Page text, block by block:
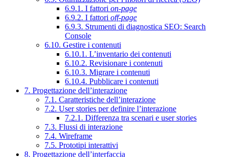
6.9.1. I fattori on-page
6.9.2. I fattori off-page
6.9.3. Strumenti di diagnostica SEO: Search
Console
6.10. Gestire i contenuti
6.10.1. L’inventario dei contenuti
6.10.2. Revisionare i contenuti
6.10.3. Migrare i contenuti
6.10.4. Pubblicare i contenuti
7. Progettazione dell’interazione
7.1. Caratteristiche dell’interazione
7.2. User stories per definire l’interazione
7.2.1. Differenza tra scenari e user stories
7.3. Flussi di interazione
7.4. Wireframe
7.5. Prototipi interattivi
8. Progettazione dell’interfaccia